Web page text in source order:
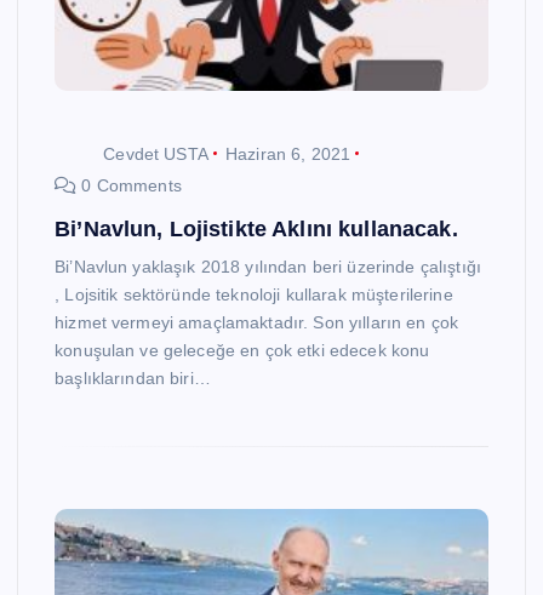
Cevdet USTA
Haziran 6, 2021
0 Comments
Bi’Navlun, Lojistikte Aklını kullanacak.
Bi’Navlun yaklaşık 2018 yılından beri üzerinde çalıştığı
, Lojsitik sektöründe teknoloji kullarak müşterilerine
hizmet vermeyi amaçlamaktadır. Son yılların en çok
konuşulan ve geleceğe en çok etki edecek konu
başlıklarından biri…